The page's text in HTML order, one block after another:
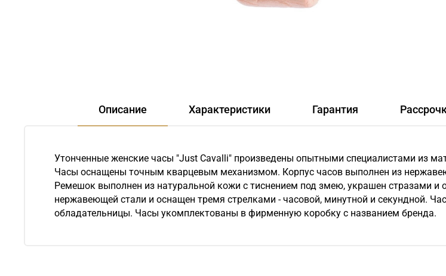
Описание Характеристики Гарантия
Утонченные женские часы "Just Cavalli" произведены опытными специалистами из
Часы оснащены точным кварцевым механизмом. Корпус часов выполнен из
Ремешок выполнен из натуральной кожи с тиснением под змею, украшен стразами и
нержавеющей стали и оснащен тремя стрелками - часовой, минутной и секундной.
обладательницы. Часы укомплектованы в фирменную коробку с названием бренда.